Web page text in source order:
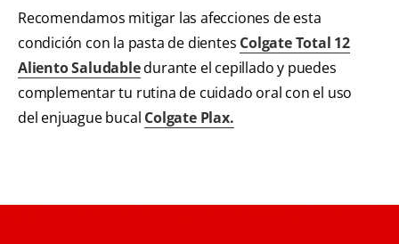
Recomendamos mitigar las afecciones de esta
condición con la pasta de dientes Colgate Total 12
Aliento Saludabledurante el cepillado y puedes
complementar tu rutina de cuidado oral con el uso
del enjuague bucal Colgate Plax.